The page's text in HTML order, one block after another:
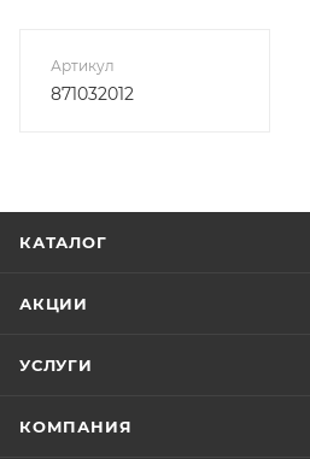
Артикул
871032012
КАТАЛОГ
АКЦИИ
УСЛУГИ
КОМПАНИЯ